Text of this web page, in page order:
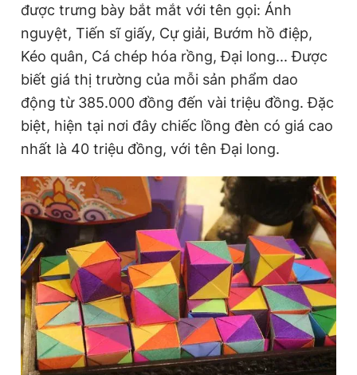
được trưng bày bắt mắt với tên gọi: Ánh
nguyệt, Tiến sĩ giấy, Cự giải, Bướm hồ điệp,
Kéo quân, Cá chép hóa rồng, Đại long... Được
biết giá thị trường của mỗi sản phẩm dao
động từ 385.000 đồng đến vài triệu đồng. Đặc
biệt, hiện tại nơi đây chiếc lồng đèn có giá cao
nhất là 40 triệu đồng, với tên Đại long.